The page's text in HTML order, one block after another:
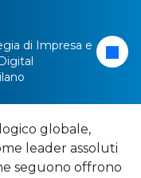
di Impresa e
globale,
leader assoluti
seguono offrono